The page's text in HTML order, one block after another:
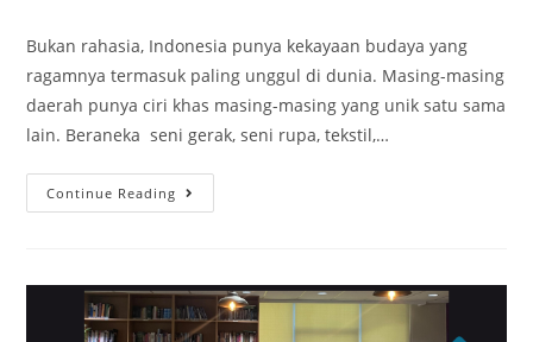
Bukan rahasia, Indonesia punya kekayaan budaya yang
ragamnya termasuk paling unggul di dunia. Masing-masing
daerah punya ciri khas masing-masing yang unik satu sama
lain. Beraneka seni gerak, seni rupa, tekstil,…
Continue Reading